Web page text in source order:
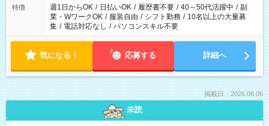
必要な場合も遠慮なくご相談ください。
特徴 週1日からOK / 日払いOK / 履歴書不要 / 40～50代活躍中 / 副
業・WワークOK / 服装自由 / シフト勤務 / 10名以上の大量募
集 / 電話対応なし / パソコンスキル不要
気になる！ 応募する 詳細へ
掲載日：2026.08.06
未読